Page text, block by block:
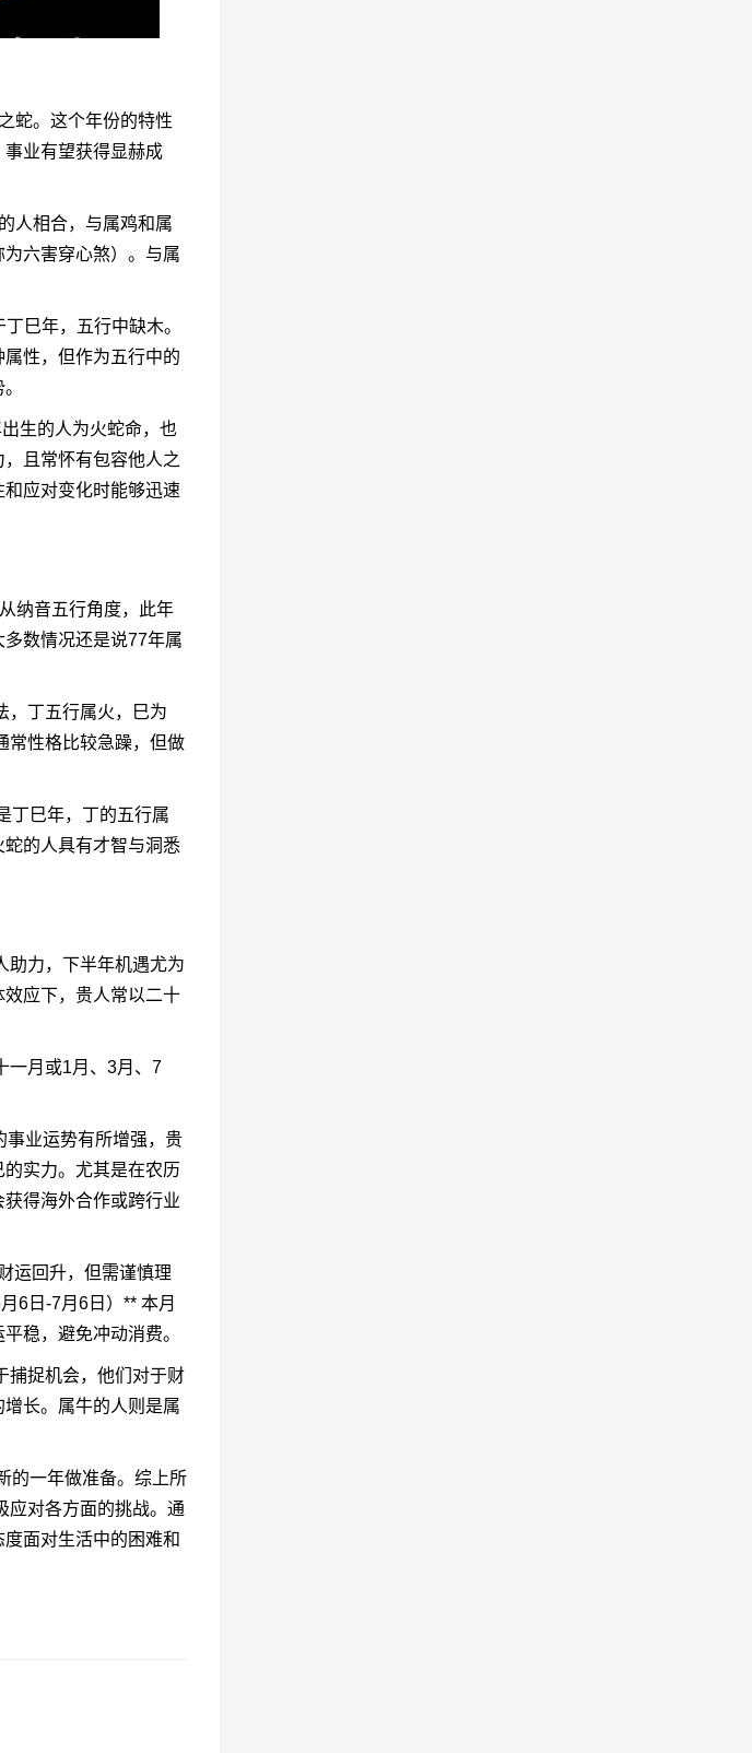
蛇。这个年份的特性
业有望获得显赫成
人相合，与属鸡和属
六害穿心煞）。与属
巳年，五行中缺木。
性，但作为五行中的
生的人为火蛇命，也
且常怀有包容他人之
应对变化时能够迅速
纳音五行角度，此年
数情况还是说77年属
，丁五行属火，巳为
常性格比较急躁，但做
丁巳年，丁的五行属
的人具有才智与洞悉
助力，下半年机遇尤为
应下，贵人常以二十
一月或1月、3月、7
事业运势有所增强，贵
实力。尤其是在农历
得海外合作或跨行业
运回升，但需谨慎理
6日-7月6日）** 本月
稳，避免冲动消费。
捕捉机会，他们对于财
长。属牛的人则是属
的一年做准备。综上所
应对各方面的挑战。通
面对生活中的困难和